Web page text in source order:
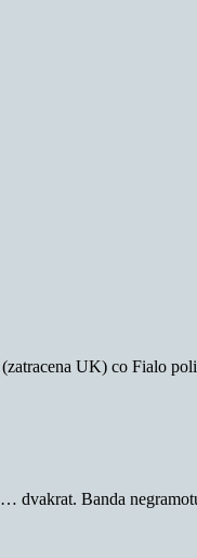
UK) co Fialo
Banda